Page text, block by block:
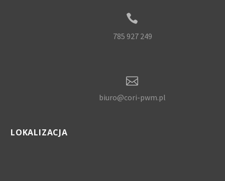


785 927 249


biuro@cori-pwm.pl
LOKALIZACJA